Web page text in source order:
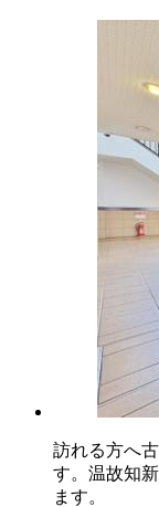
訪れる方へ
す。温故知
ます。